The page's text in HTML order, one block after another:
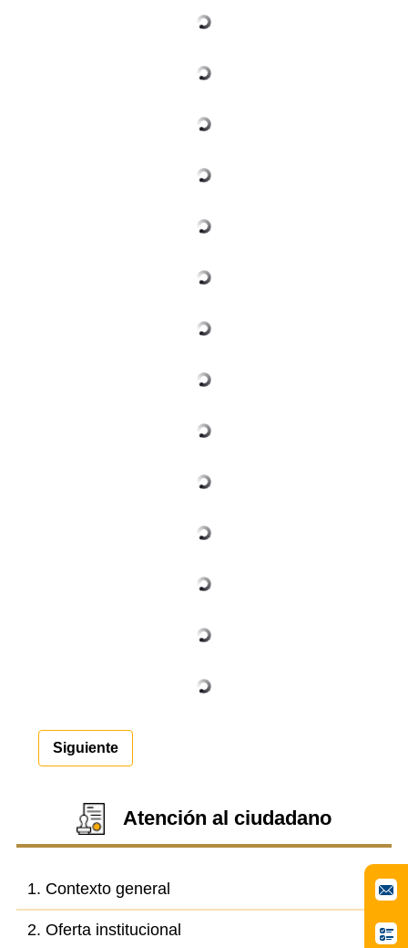
Siguiente
Atención al ciudadano
1. Contexto general
2. Oferta institucional